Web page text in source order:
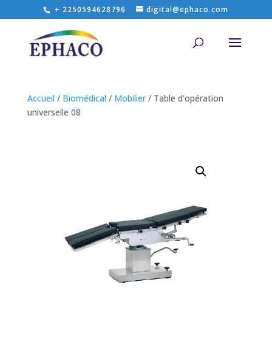
+ 2250594628796 digital@ephaco.com
Accueil / Biomédical / Mobilier/ Table d’opération
universelle 08